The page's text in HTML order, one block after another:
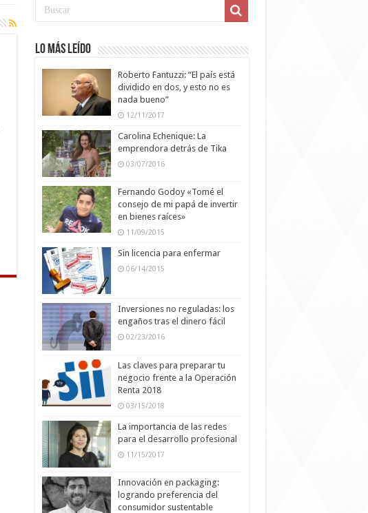
Lo más leído
Roberto Fantuzzi: “El país está
dividido en dos, y esto no es
nada bueno”
12/11/2017
Carolina Echenique: La
emprendora detrás de Tika
03/07/2016
Fernando Godoy «Tomé el
consejo de mi papá de invertir
en bienes raíces»
11/09/2015
Sin licencia para enfermar
06/14/2015
Inversiones no reguladas: los
engaños tras el dinero fácil
02/23/2016
Las claves para preparar tu
negocio frente a la Operación
Renta 2018
03/15/2018
La importancia de las redes
para el desarrollo profesional
11/15/2017
Innovación en packaging:
logrando preferencia del
consumidor sustentable